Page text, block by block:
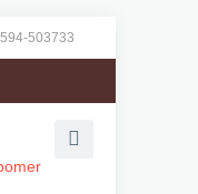
503733